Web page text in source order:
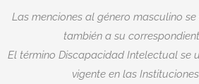
Las menciones al género masculino
también a su
El término Discapacidad Intelectual se
vigente en las